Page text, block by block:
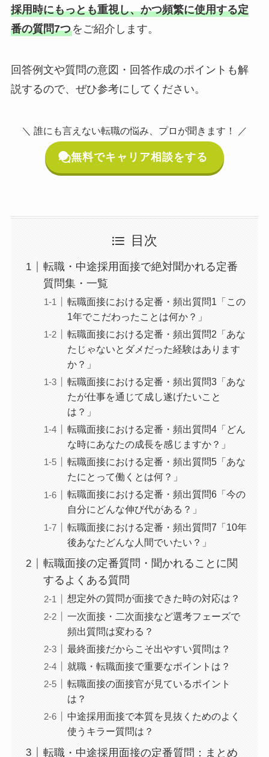
採用時にもっとも重視し、かつ頻繁に使用する定
番の質問7つをご紹介します。
回答例文や質問の意図・回答作成のポイントも解
説するので、ぜひ参考にしてください。
＼ 誰にも言えない転職の悩み、プロが聞きます！ ／
無料でキャリア相談をする
目次
転職・中途採用面接で絶対聞かれる定番
質問集・一覧
転職面接における定番・頻出質問1「この
1年でこだわったことは何か？」
転職面接における定番・頻出質問2「あな
たじゃないとダメだった経験はあります
か？」
転職面接における定番・頻出質問3「あな
たが仕事を通じて成し遂げたいこと
は？」
転職面接における定番・頻出質問4「どん
な時にあなたの成長を感じますか？」
転職面接における定番・頻出質問5「あな
たにとって働くとは何？」
転職面接における定番・頻出質問6「今の
自分にどんな伸び代がある？」
転職面接における定番・頻出質問7「10年
後あなたどんな人間でいたい？」
転職面接の定番質問・聞かれることに関
するよくある質問
想定外の質問が面接できた時の対応は？
一次面接・二次面接など選考フェーズで
頻出質問は変わる？
最終面接だからこそ出やすい質問は？
就職・転職面接で重要なポイントは？
転職面接の面接官が見ているポイント
は？
中途採用面接で本質を見抜くためのよく
使うキラー質問は？
転職・中途採用面接の定番質問：まとめ